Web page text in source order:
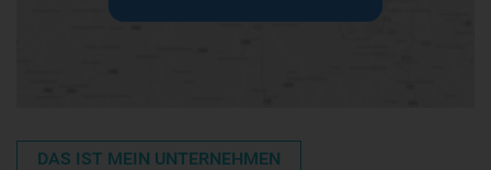
DAS IST MEIN UNTERNEHMEN